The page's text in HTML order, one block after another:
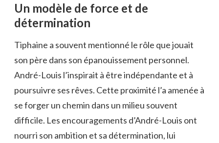
Un modèle de force et de
détermination
Tiphaine a souvent mentionné le rôle que jouait
son père dans son épanouissement personnel.
André-Louis l’inspirait à être indépendante et à
poursuivre ses rêves. Cette proximité l’a amenée à
se forger un chemin dans un milieu souvent
difficile. Les encouragements d’André-Louis ont
nourri son ambition et sa détermination, lui